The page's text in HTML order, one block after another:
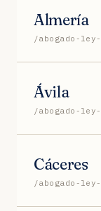
Almería
/abogado-
Ávila
/abogado-
Cáceres
/abogado-